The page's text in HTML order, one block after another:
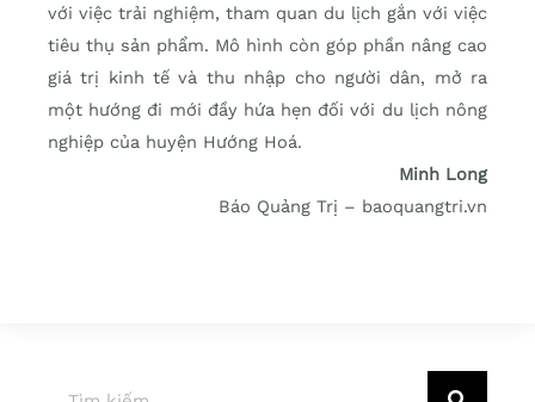
với việc trải nghiệm, tham quan du lịch gắn với việc
tiêu thụ sản phẩm. Mô hình còn góp phần nâng cao
giá trị kinh tế và thu nhập cho người dân, mở ra
một hướng đi mới đầy hứa hẹn đối với du lịch nông
nghiệp của huyện Hướng Hoá.
Minh Long
Báo Quảng Trị – baoquangtri.vn